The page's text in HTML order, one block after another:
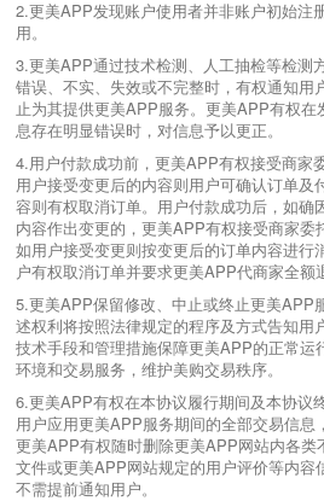
2.更美APP发现账户使用者并非账户初始注
用。
3.更美APP通过技术检测、人工抽检等检测
错误、不实、失效或不完整时，有权通知用
止为其提供更美APP服务。更美APP有权
息存在明显错误时，对信息予以更正。
4.用户付款成功前，更美APP有权接受商家
用户接受变更后的内容则用户可确认订单及
容则有权取消订单。用户付款成功后，如确
内容作出变更的，更美APP有权接受商家委
如用户接受变更则按变更后的订单内容进行
户有权取消订单并要求更美APP代商家全额
5.更美APP保留修改、中止或终止更美APP
述权利将按照法律规定的程序及方式告知用
技术手段和管理措施保障更美APP的正常运
环境和交易服务，维护美购交易秩序。
6.更美APP有权在本协议履行期间及本协议
用户应用更美APP服务期间的全部交易信息
更美APP有权随时删除更美APP网站内各类
文件或更美APP网站规定的用户评价等内容
不需提前通知用户。